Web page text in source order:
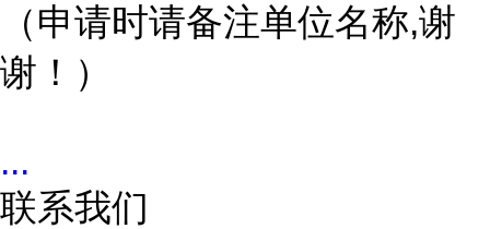
（申请时请备注单位名称,谢
谢！）
...
联系我们